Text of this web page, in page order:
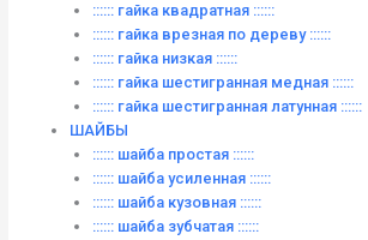
:::::: гайка квадратная ::::::
:::::: гайка врезная по дереву ::::::
:::::: гайка низкая ::::::
:::::: гайка шестигранная медная ::::::
:::::: гайка шестигранная латунная ::::::
ШАЙБЫ
:::::: шайба простая ::::::
:::::: шайба усиленная ::::::
:::::: шайба кузовная ::::::
:::::: шайба зубчатая ::::::